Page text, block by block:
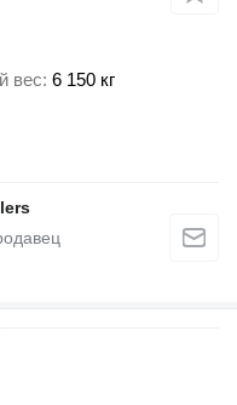
вес 6 150 кг